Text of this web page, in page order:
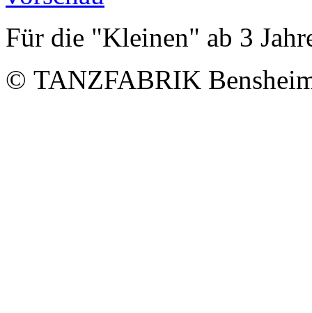
Für die "Kleinen" ab 3
© TANZFABRIK